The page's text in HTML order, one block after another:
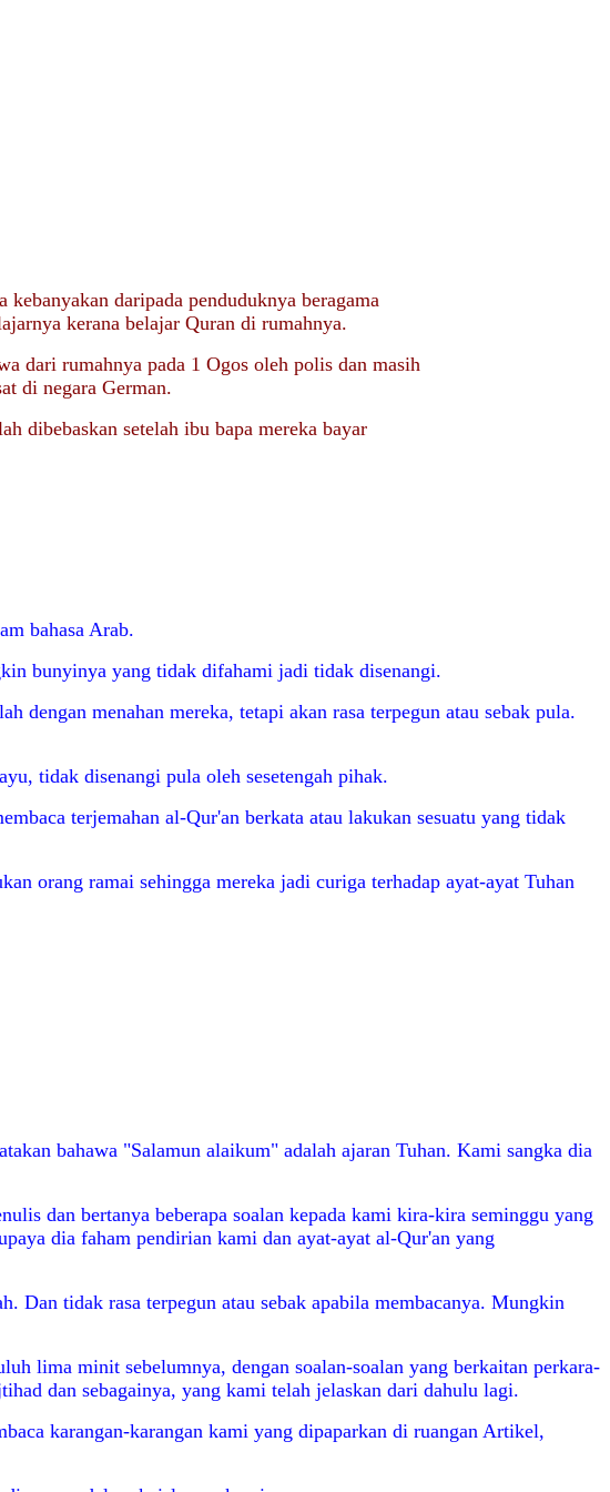
daripada penduduknya beragama
kerana belajar Quran di rumahnya.
dari rumahnya pada 1 Ogos oleh polis dan masih
di negara German.
dibebaskan setelah ibu bapa mereka bayar
bahasa Arab.
bunyinya yang tidak difahami jadi tidak disenangi.
dengan menahan mereka, tetapi akan rasa terpegun atau sebak pula.
tidak disenangi pula oleh sesetengah pihak.
terjemahan al-Qur'an berkata atau lakukan sesuatu yang tidak
orang ramai sehingga mereka jadi curiga terhadap ayat-ayat Tuhan
bahawa "Salamun alaikum" adalah ajaran Tuhan. Kami sangka dia
dan bertanya beberapa soalan kepada kami kira-kira seminggu yang
dia faham pendirian kami dan ayat-ayat al-Qur'an yang
Dan tidak rasa terpegun atau sebak apabila membacanya. Mungkin
lima minit sebelumnya, dengan soalan-soalan yang berkaitan perkara-
dan sebagainya, yang kami telah jelaskan dari dahulu lagi.
karangan-karangan kami yang dipaparkan di ruangan Artikel,